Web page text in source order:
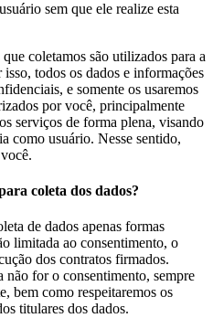
sem que ele realize esta
coletamos são utilizados para a
todos os dados e informações
e somente os usaremos
por você, principalmente
serviços de forma plena, visando
como usuário. Nesse sentido,
coleta dos dados?
de dados apenas formas
limitada ao consentimento, o
dos contratos firmados.
não for o consentimento, sempre
bem como respeitaremos os
titulares dos dados.